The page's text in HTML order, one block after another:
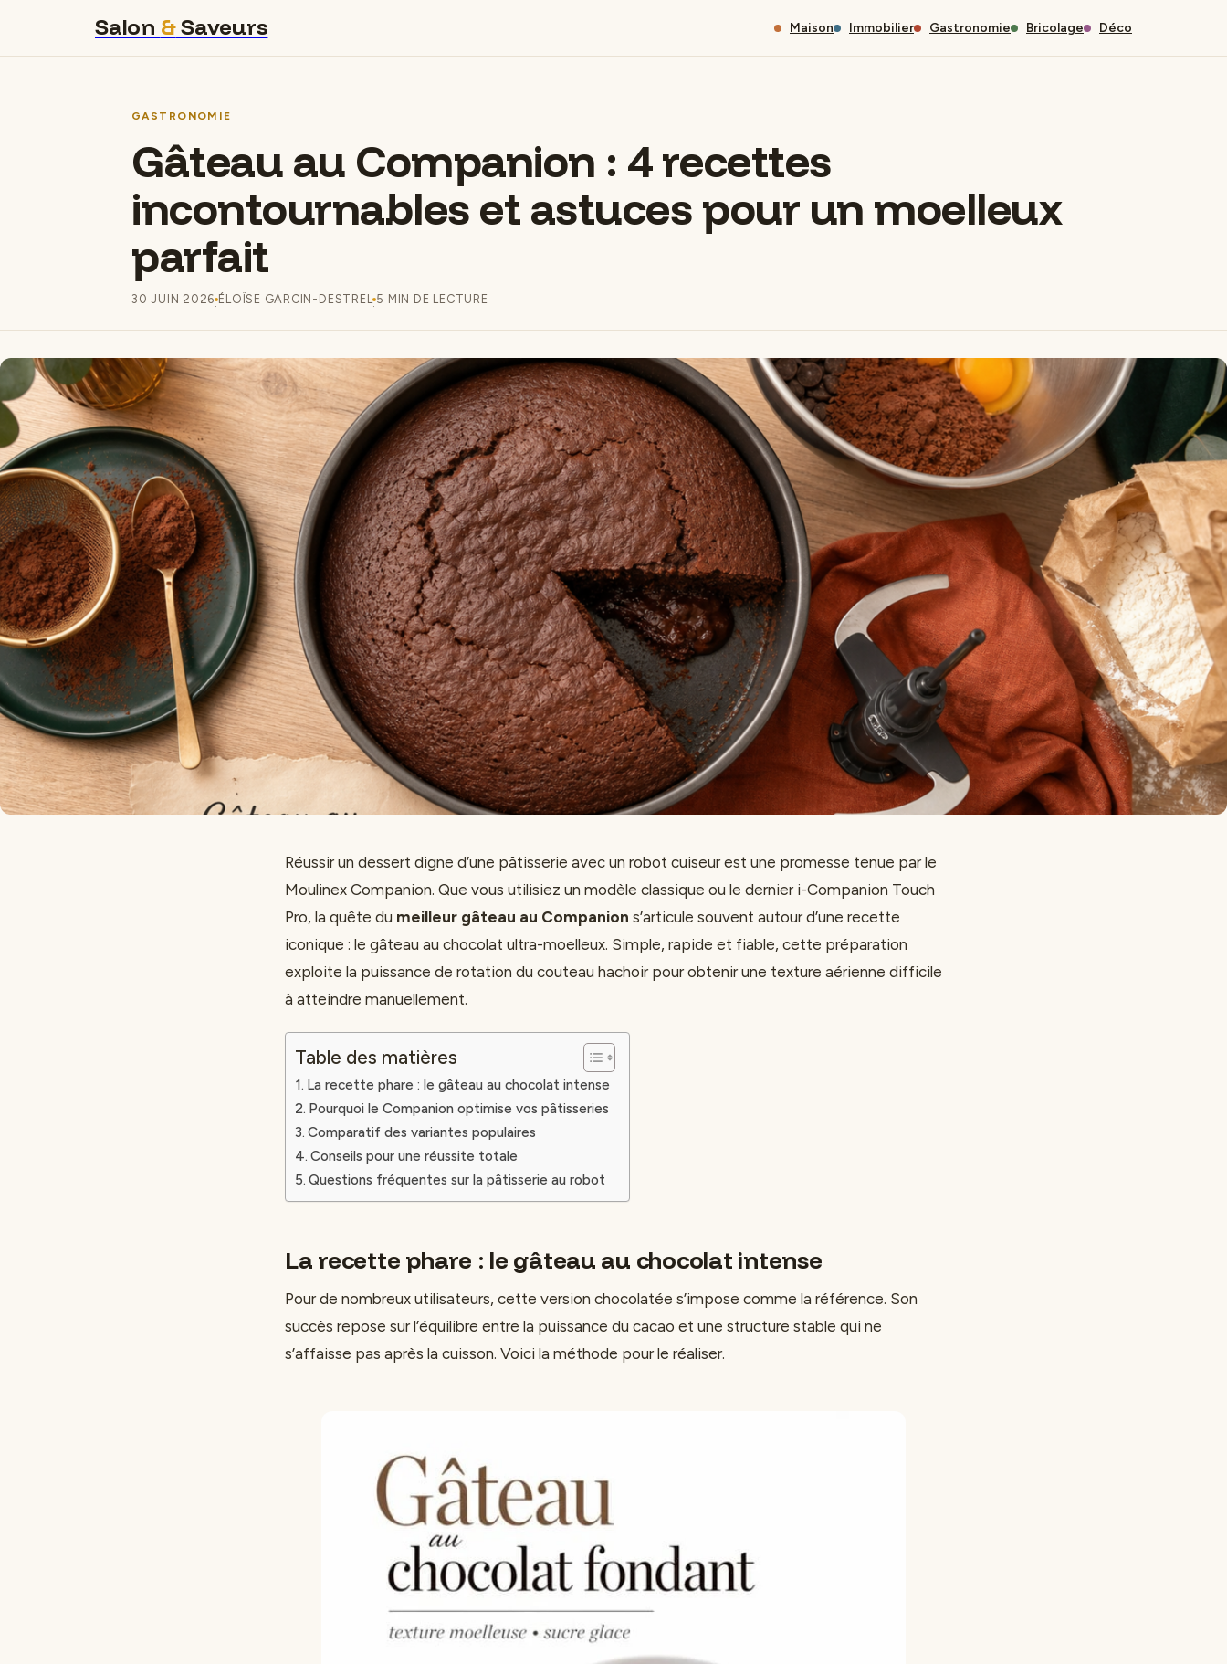
Salon &Saveurs Maison Immobilier Gastronomie Bricolage Déco
GASTRONOMIE
Gâteau au Companion : 4 recettes
incontournables et astuces pour un moelleux
parfait
30 JUIN 2026·ÉLOÏSE GARCIN-DESTREL·5 MIN DE LECTURE
Réussir un dessert digne d’une pâtisserie avec un robot cuiseur est une promesse tenue par le
Moulinex Companion. Que vous utilisiez un modèle classique ou le dernier i-Companion Touch
Pro, la quête du meilleur gâteau au Companion s’articule souvent autour d’une recette
iconique : le gâteau au chocolat ultra-moelleux. Simple, rapide et fiable, cette préparation
exploite la puissance de rotation du couteau hachoir pour obtenir une texture aérienne difficile
à atteindre manuellement.
Table des matières
La recette phare : le gâteau au chocolat intense
Pourquoi le Companion optimise vos pâtisseries
Comparatif des variantes populaires
Conseils pour une réussite totale
Questions fréquentes sur la pâtisserie au robot
La recette phare : le gâteau au chocolat intense
Pour de nombreux utilisateurs, cette version chocolatée s’impose comme la référence. Son
succès repose sur l’équilibre entre la puissance du cacao et une structure stable qui ne
s’affaisse pas après la cuisson. Voici la méthode pour le réaliser.